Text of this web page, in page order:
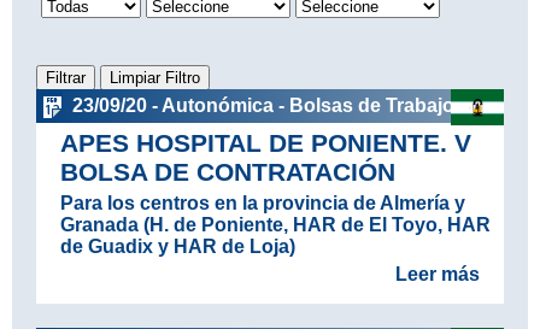
23/09/20 - Autonómica - Bolsas de Trabajo
APES HOSPITAL DE PONIENTE. V
BOLSA DE CONTRATACIÓN
Para los centros en la provincia de Almería y
Granada (H. de Poniente, HAR de El Toyo, HAR
de Guadix y HAR de Loja)
Leer más